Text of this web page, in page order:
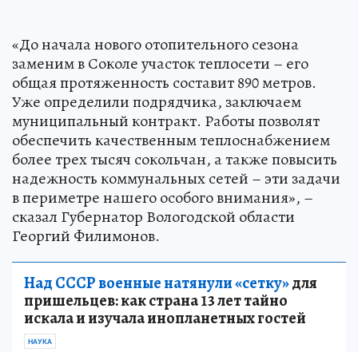
«До начала нового отопительного сезона
заменим в Соколе участок теплосети – его
общая протяженность составит 890 метров.
Уже определили подрядчика, заключаем
муниципальный контракт. Работы позволят
обеспечить качественным теплоснабжением
более трех тысяч сокольчан, а также повысить
надежность коммунальных сетей – эти задачи
в периметре нашего особого внимания», –
сказал Губернатор Вологодской области
Георгий Филимонов.
Над СССР военные натянули «сетку»для
пришельцев: как страна 13 лет тайно
искала и изучала инопланетных гостей
НАУКА